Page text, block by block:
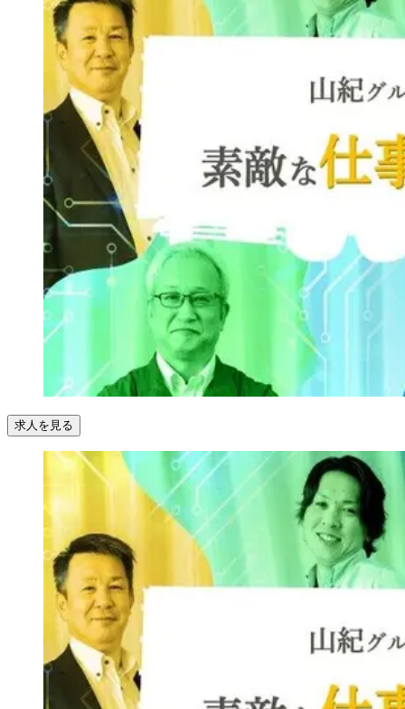
求人を見る